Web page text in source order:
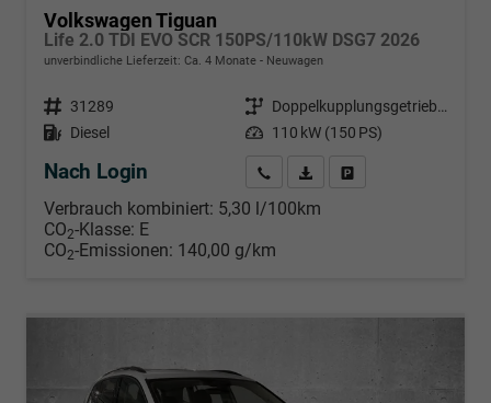
Volkswagen Tiguan
Life 2.0 TDI EVO SCR 150PS/110kW DSG7 2026
unverbindliche Lieferzeit: Ca. 4 Monate Neuwagen
Fahrzeugnr. 31289 Getriebe
Doppelkupplungsgetriebe (DSG)
Kraftstoff Diesel Leistung 110 kW (150 PS)
Nach Login Wir rufen Sie anPDF-Datei, Fahrzeugexposé
Verbrauch kombiniert: 5,30 l/100km
CO2-Klasse: E
CO2-Emissionen: 140,00 g/km